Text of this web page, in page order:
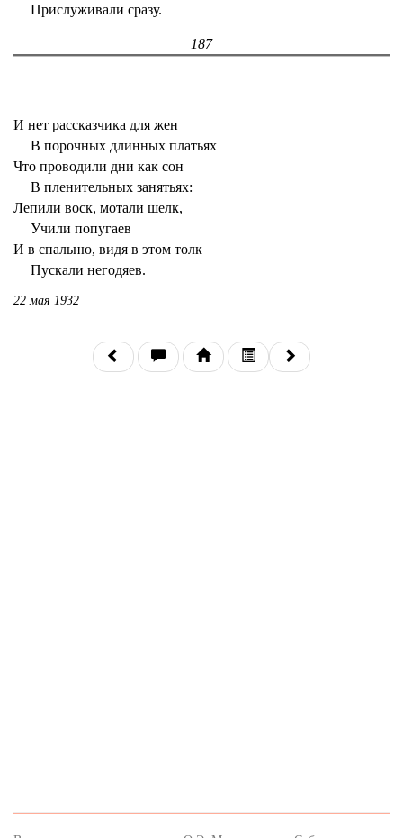
Прислуживали сразу.
187
И нет рассказчика для жен
В порочных длинных платьях
Что проводили дни как сон
В пленительных занятьях:
Лепили воск, мотали шелк,
Учили попугаев
И в спальню, видя в этом толк
Пускали негодяев.
22 мая 1932